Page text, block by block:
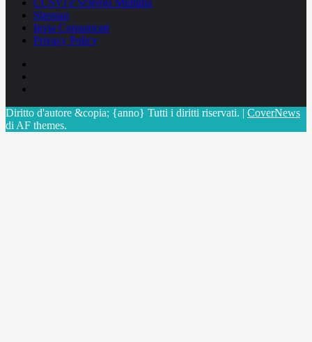
CCSVI e Sclerosi Multipla
Sitemap
Invia Comunicati
Privacy Policy
Diritto d'autore &copia; {anno} Tutti i diritti riservati. | CoverNews
di AF themes.